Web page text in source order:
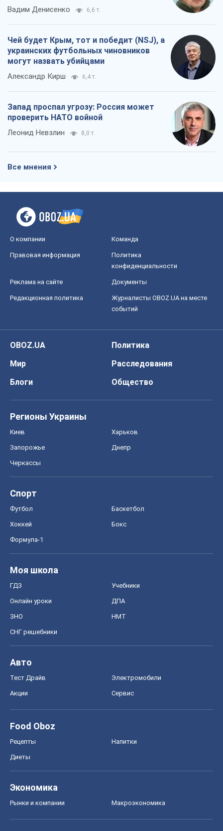
Вадим Денисенко 6,6 т.
Чей будет Крым, тот и победит (NSJ), а
украинских футбольных чиновников
могут назвать убийцами
Александр Кирш 6,4 т.
Запад проспал угрозу: Россия может
проверить НАТО войной
Леонид Невзлин 8,0 т.
Все мнения
О компании Команда
Правовая информация
Политика
конфиденциальности
Реклама на сайте Документы
Редакционная политика
Журналисты OBOZ.UA на месте
событий
OBOZ.UA
Политика
Мир
Расследования
Блоги
Общество
Регионы Украины
Киев Харьков
Запорожье Днепр
Черкассы
Спорт
Футбол Баскетбол
Хоккей Бокс
Формула-1
Моя школа
ГДЗ Учебники
Онлайн уроки ДПА
ЗНО НМТ
СНГ решебники
Авто
Тест Драйв Электромобили
Акции Сервис
Food Oboz
Рецепты Напитки
Диеты
Экономика
Рынки и компании Mакроэкономика